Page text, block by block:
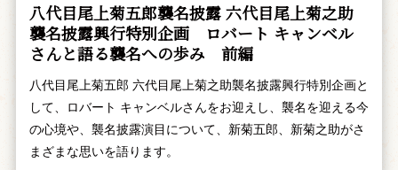
八代目尾上菊五郎襲名披露 六代目尾上菊之助
襲名披露興行特別企画 ――ロバート キャンベル
さんと語る襲名への歩み 前編
八代目尾上菊五郎 六代目尾上菊之助襲名披露興行特別企画と
して、ロバート キャンベルさんをお迎えし、襲名を迎える今
の心境や、襲名披露演目について、新菊五郎、新菊之助がさ
まざまな思いを語ります。